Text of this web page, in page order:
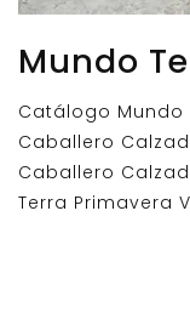
Mundo
Catálogo Mundo
Caballero
Caballero
Terra Primavera